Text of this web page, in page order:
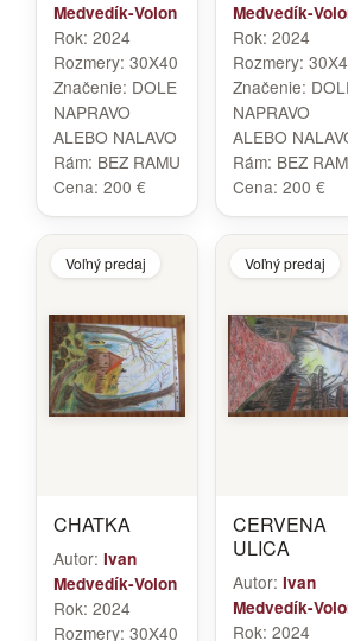
Medvedík-Volon
Rok: 2024
Rozmery: 30X40
Značenie: DOLE
NAPRAVO
ALEBO NALAVO
Rám: BEZ RAMU
Cena: 200 €
Medvedík-
Rok: 2024
Rozmery:
Značenie:
NAPRAVO
ALEBO
Rám: BEZ
Cena: 200 €
Voľný predaj
CHATKA
Autor: Ivan
Medvedík-Volon
Rok: 2024
Rozmery: 30X40
Voľný predaj
CERVENA
ULICA
Autor: Ivan
Medvedík-
Rok: 2024